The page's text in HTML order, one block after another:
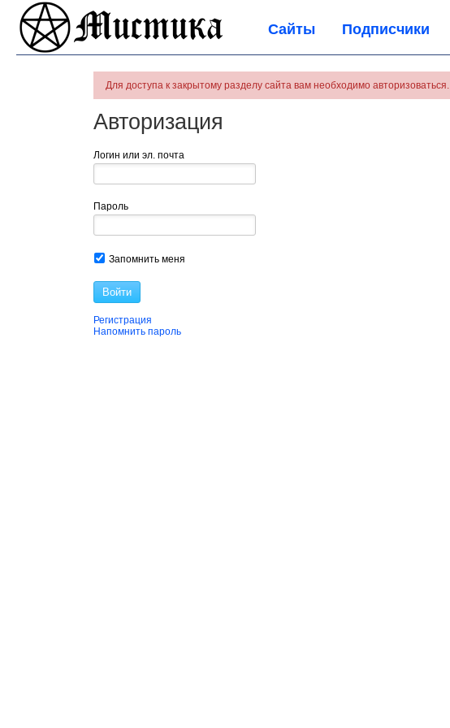
Сайты Подписчики
Для доступа к закрытому разделу сайта вам необходимо авторизоваться.
Авторизация
Логин или эл. почта
Пароль
Запомнить меня
Войти
Регистрация
Напомнить пароль